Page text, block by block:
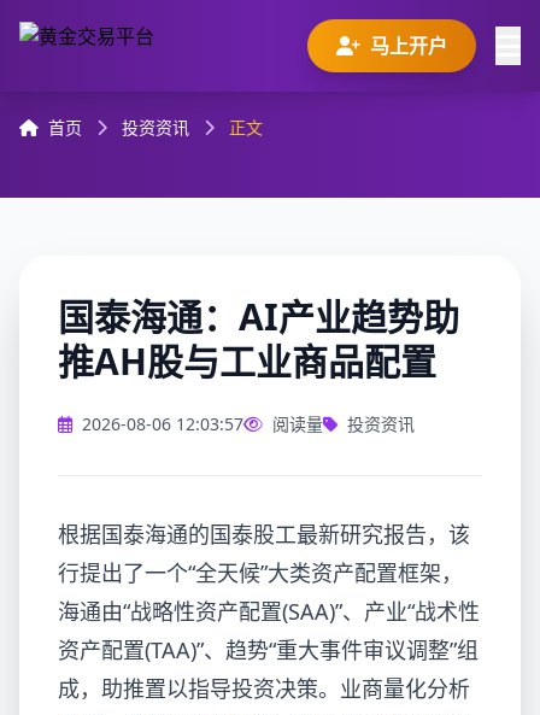
马上开户
首页 投资资讯 正文
国泰海通：AI产业趋势助
推AH股与工业商品配置
2026-08-06 12:03:57 阅读量 投资资讯
根据国泰海通的国泰股工最新研究报告，该
行提出了一个“全天候”大类资产配置框架，
海通由“战略性资产配置(SAA)”、产业“战术性
资产配置(TAA)”、趋势“重大事件审议调整”组
成，助推置以指导投资决策。业商量化分析